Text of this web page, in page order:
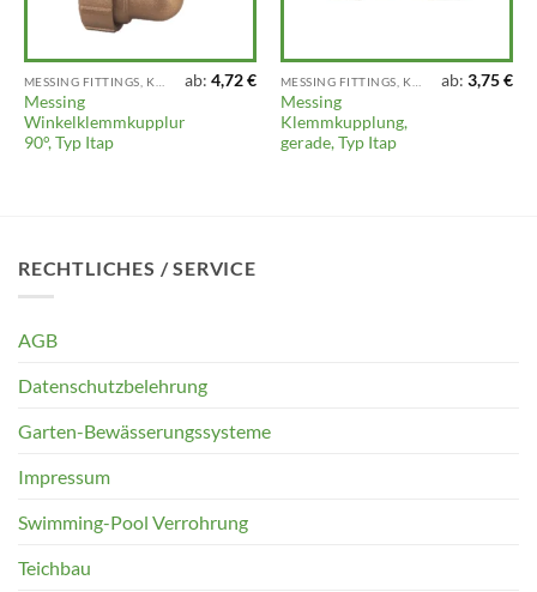
Messing
Winkelklemmkupplung
90°, Typ Itap
ab:4,72€
Messing
Klemmkupplung,
gerade, Typ Itap
ab:3,75€
RECHTLICHES / SERVICE
AGB
Datenschutzbelehrung
Garten-Bewässerungssysteme
Impressum
Swimming-Pool Verrohrung
Teichbau